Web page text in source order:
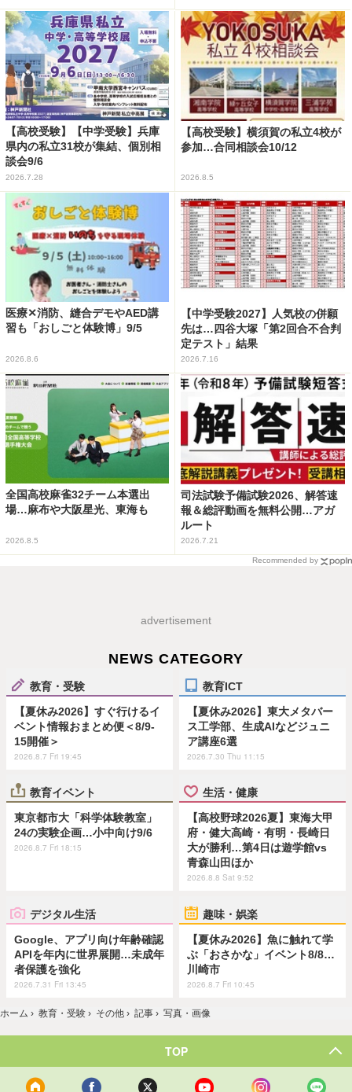
【高校受験】【中学受験】兵庫
県内の私立31校が集結、個別相
談会9/6
2026.7.28
【高校受験】横須賀の私立4校が
参加…合同相談会10/12
2026.8.5
医療✕消防、縫合デモやAED講
習も「おしごと体験博」9/5
2026.8.6
【中学受験2027】人気校の併願
先は…四谷大塚「第2回合不合判
定テスト」結果
2026.7.16
全国高校麻雀32チーム本選出
場…麻布や大阪星光、東海も
2026.8.5
司法試験予備試験2026、解答速
報＆総評動画を無料公開…アガ
ルート
2026.7.21
Recommended by
advertisement
NEWS CATEGORY
教育・受験
【夏休み2026】すぐ行けるイ
ベント情報おまとめ便＜8/9-
15開催＞
2026.8.7 Fri 19:45
教育ICT
【夏休み2026】東大メタバー
ス工学部、生成AIなどジュニ
ア講座6選
2026.7.30 Thu 11:15
教育イベント
東京都市大「科学体験教室」
24の実験企画…小中向け9/6
2026.8.7 Fri 18:15
生活・健康
【高校野球2026夏】東海大甲
府・健大高崎・有明・長崎日
大が勝利…第4日は遊学館vs
青森山田ほか
2026.8.8 Sat 9:52
デジタル生活
Google、アプリ向け年齢確認
APIを年内に世界展開…未成年
者保護を強化
2026.7.31 Fri 13:45
趣味・娯楽
【夏休み2026】魚に触れて学
ぶ「おさかな」イベント8/8…
川崎市
2026.8.7 Fri 10:45
ホーム › 教育・受験 › その他 › 記事 › 写真・画像
TOP